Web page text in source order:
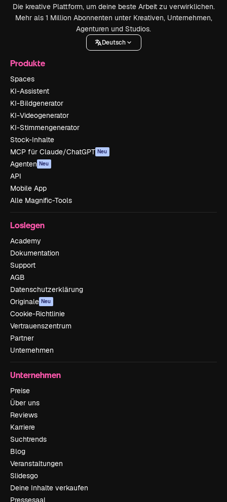
Die kreative Plattform, um deine beste Arbeit zu verwirklichen.
Mehr als 1 Million Abonnenten unter Kreativen, Unternehmen,
Agenturen und Studios.
Deutsch
Produkte
Spaces
KI-Assistent
KI-Bildgenerator
KI-Videogenerator
KI-Stimmengenerator
Stock-Inhalte
MCP für Claude/ChatGPT Neu
Agenten Neu
API
Mobile App
Alle Magnific-Tools
Loslegen
Academy
Dokumentation
Support
AGB
Datenschutzerklärung
Originale Neu
Cookie-Richtlinie
Vertrauenszentrum
Partner
Unternehmen
Unternehmen
Preise
Über uns
Reviews
Karriere
Suchtrends
Blog
Veranstaltungen
Slidesgo
Deine Inhalte verkaufen
Pressesaal